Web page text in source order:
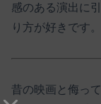
感のある演出に
り方が好きです
昔の映画と侮っ